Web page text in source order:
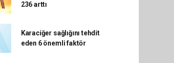
236 arttı
Karaciğer sağlığını tehdit
eden 6 önemli faktör